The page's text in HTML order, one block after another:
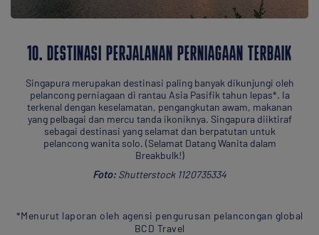
10. DESTINASI PERJALANAN PERNIAGAAN TERBAIK
Singapura merupakan destinasi paling banyak dikunjungi oleh
pelancong perniagaan di rantau Asia Pasifik tahun lepas*. Ia
terkenal dengan keselamatan, pengangkutan awam, makanan
yang pelbagai dan mercu tanda ikoniknya. Singapura diiktiraf
sebagai destinasi yang selamat dan berpatutan untuk
pelancong wanita solo. (Selamat Datang Wanita dalam
Breakbulk!)
Foto: Shutterstock 1120735334
*Menurut laporan oleh agensi pengurusan pelancongan global
BCD Travel